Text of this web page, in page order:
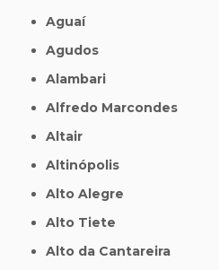
Aguaí
Agudos
Alambari
Alfredo Marcondes
Altair
Altinópolis
Alto Alegre
Alto Tiete
Alto da Cantareira